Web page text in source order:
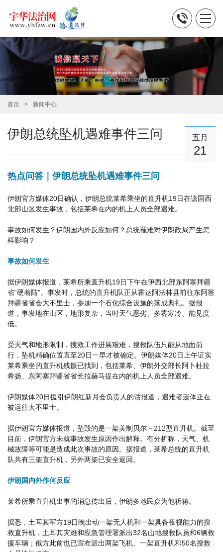
首页 新闻中心
伊朗总统坠机遇难事件三问 五月
21
热点问答｜伊朗总统坠机遇难事件三问
伊朗官方媒体20日确认，伊朗总统莱希乘坐的直升机19日在该国西
北部山区发生事故，包括莱希在内的机上人员全部遇难。
事故如何发生？伊朗国内外反应如何？总统罹难对伊朗政局产生怎
样影响？
事故如何发生
据伊朗媒体报道，莱希所乘直升机19日下午在伊西北部东阿塞拜疆
省“硬着陆”。事发时，总统的直升机队正从霍达阿法林县前往东阿塞
拜疆省省会大不里士，参加一个石化综合设施的落成典礼。据报
道，事发地在山区，地形复杂，当时天气恶劣、多雾寒冷、能见度
低。
受天气和地形限制，搜救工作进展艰难，搜救队伍只能从地面前
行，坠机精确位置直至20日一早才被确定。伊朗媒体20日上午证实
莱希乘坐的直升机残骸已找到，包括莱希、伊朗外交部长阿卜杜拉
希扬、东阿塞拜疆省省长拉赫马提在内的机上人员全部遇难。
伊朗媒体20日援引伊朗红新月会负责人的话报道，遇难者遗体正在
被运往大不里士。
据伊朗官方媒体报道，坠毁的是一架美制贝尔－212型直升机。截至
目前，伊朗官方未就事故发生原因作出解释。有分析称，天气、机
械故障等可能是造成此次事故的原因。据报道，莱希总统的直升机
队共有三架直升机，另外两架已安全返回。
伊朗国内外作何反应
莱希所乘直升机出事的消息传出后，伊朗多地民众为他祈祷。
据悉，土耳其军方19日晚出动一架无人机和一架具备夜视能力的搜
救直升机，土耳其灾难和应急管理署派出32名山地搜救队员和6辆救
援车辆；俄方此前也已宣布派出两架飞机、一架直升机和50名搜救